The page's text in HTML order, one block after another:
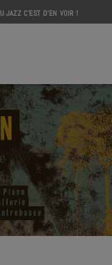
JAZZ C'EST D'EN VOIR !